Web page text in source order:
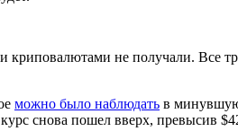
криповалютами не получали. Все
можно было наблюдать в
снова пошел вверх, превысив